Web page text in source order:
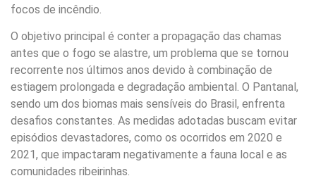
focos de incêndio.
O objetivo principal é conter a propagação das chamas
antes que o fogo se alastre, um problema que se tornou
recorrente nos últimos anos devido à combinação de
estiagem prolongada e degradação ambiental. O Pantanal,
sendo um dos biomas mais sensíveis do Brasil, enfrenta
desafios constantes. As medidas adotadas buscam evitar
episódios devastadores, como os ocorridos em 2020 e
2021, que impactaram negativamente a fauna local e as
comunidades ribeirinhas.